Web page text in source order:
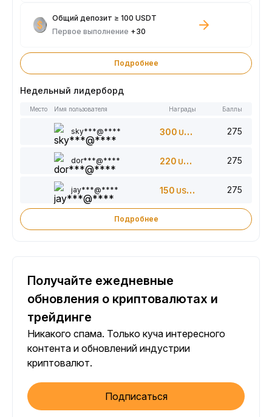
Общий депозит ≥ 100 USDT
Первое выполнение +30
Подробнее
Недельный лидерборд
Место Имя пользователя Награды Баллы
sky***@**** 300 USDT 275
dor***@**** 220 USDT 275
jay***@**** 150 USDT 275
Подробнее
Получайте ежедневные
обновления о криптовалютах и
трейдинге
Никакого спама. Только куча интересного
контента и обновлений индустрии
криптовалют.
Подписаться